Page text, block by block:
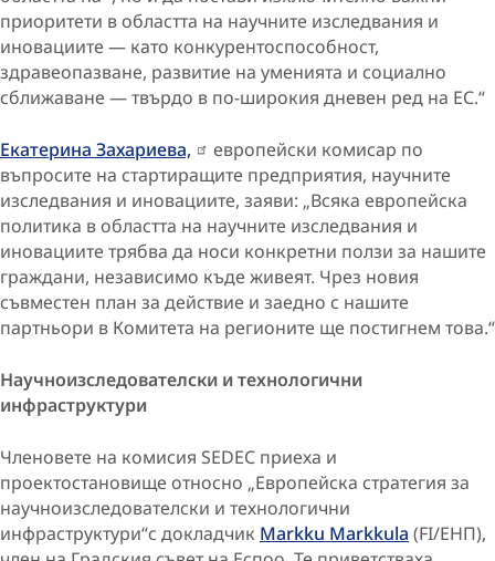
приоритети в областта на научните изследвания и
иновациите — като конкурентоспособност,
здравеопазване, развитие на уменията и социално
сближаване — твърдо в по-широкия дневен ред на ЕС.“
Екатерина Захариева,
европейски комисар по
въпросите на стартиращите предприятия, научните
изследвания и иновациите, заяви: „Всяка европейска
политика в областта на научните изследвания и
иновациите трябва да носи конкретни ползи за нашите
граждани, независимо къде живеят. Чрез новия
съвместен план за действие и заедно с нашите
партньори в Комитета на регионите ще постигнем това.“
Научноизследователски и технологични
инфраструктури
Членовете на комисия SEDEC приеха и
проектостановище относно „Европейска стратегия за
научноизследователски и технологични
инфраструктури“с докладчик Markku Markkula (FI/ЕНП),